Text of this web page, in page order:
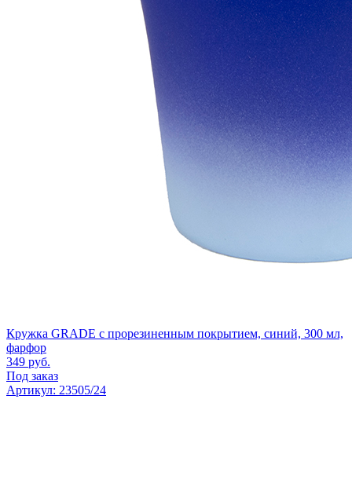
Кружка GRADE с прорезиненным покрытием, синий, 300 мл,
фарфор
349 руб.
Под заказ
Артикул: 23505/24